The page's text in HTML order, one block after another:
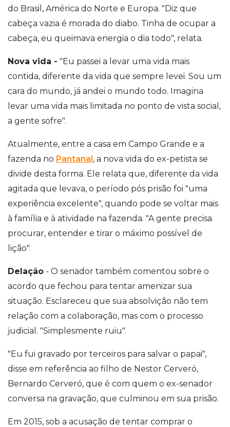
do Brasil, América do Norte e Europa. "Diz que
cabeça vazia é morada do diabo. Tinha de ocupar a
cabeça, eu queimava energia o dia todo", relata.
Nova vida - "Eu passei a levar uma vida mais
contida, diferente da vida que sempre levei. Sou um
cara do mundo, já andei o mundo todo. Imagina
levar uma vida mais limitada no ponto de vista social,
a gente sofre".
Atualmente, entre a casa em Campo Grande e a
fazenda no Pantanal, a nova vida do ex-petista se
divide desta forma. Ele relata que, diferente da vida
agitada que levava, o período pós prisão foi "uma
experiência excelente", quando pode se voltar mais
à família e à atividade na fazenda. "A gente precisa
procurar, entender e tirar o máximo possível de
lição".
Delação - O senador também comentou sobre o
acordo que fechou para tentar amenizar sua
situação. Esclareceu que sua absolvição não tem
relação com a colaboração, mas com o processo
judicial. "Simplesmente ruiu".
"Eu fui gravado por terceiros para salvar o papai",
disse em referência ao filho de Nestor Cerveró,
Bernardo Cerveró, que é com quem o ex-senador
conversa na gravação, que culminou em sua prisão.
Em 2015, sob a acusação de tentar comprar o